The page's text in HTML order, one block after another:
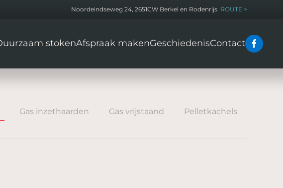
Noordeindseweg 24, 2651CW Berkel en Rodenrijs ROUTE >
stokenAfspraak makenGeschiedenisContact
Gas inzethaarden Gas vrijstaand
Pelletkachels